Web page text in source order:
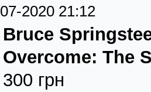
07-2020 21:12
Bruce
Overcome: The
300 грн